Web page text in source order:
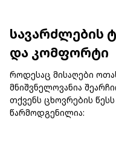
სავარძლების
და კომფორტი
როდესაც მისაღები
მნიშვნელოვანია
თქვენს ცხოვრების
წარმოდგენილია: